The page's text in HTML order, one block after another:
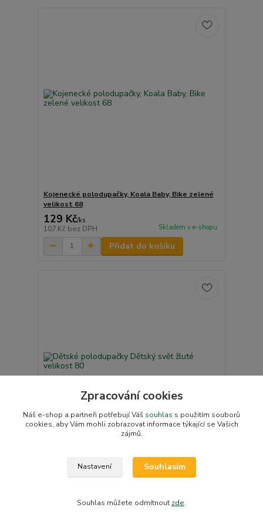
Kojenecké polodupačky, Koala Baby, Bike zelené
velikost 68
129 Kč/ks
107 Kč bez DPH Skladem v e-shopu
Přidat do košíku
Dětské polodupačky Dětský svět žluté velikost
148 Kč
Přidat do košíku
Zpracování cookies
Náš e-shop a partneři potřebují Váš souhlas s použitím souborů
cookies, aby Vám mohli zobrazovat informace týkající se Vašich
zájmů.
Nastavení Souhlasím
Souhlas můžete odmítnout zde.